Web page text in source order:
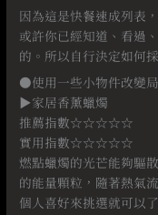
因為這是快餐速成列表
或許你已經知道、看過
的。所以自行決定如何
●使用一些小物件改變
▶家居香薰蠟燭
推薦指數☆☆☆☆☆
實用指數☆☆☆☆☆
燃點蠟燭的光芒能夠驅
的能量顆粒，隨著熱氣
個人喜好來挑選就可以